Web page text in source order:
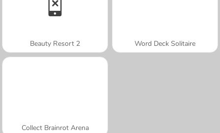
Beauty Resort 2 Word Deck Solitaire
Collect Brainrot Arena